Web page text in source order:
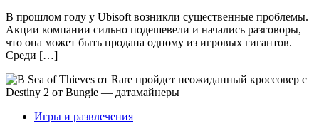
В прошлом году у Ubisoft возникли существенные проблемы.
Акции компании сильно подешевели и начались разговоры,
что она может быть продана одному из игровых гигантов.
Среди […]
Игры и развлечения